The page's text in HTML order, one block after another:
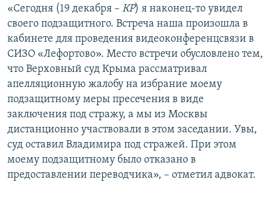
«Сегодня (19 декабря – КР) я наконец-то увидел
своего подзащитного. Встреча наша произошла в
кабинете для проведения видеоконференцсвязи в
СИЗО «Лефортово». Место встречи обусловлено тем,
что Верховный суд Крыма рассматривал
апелляционную жалобу на избрание моему
подзащитному меры пресечения в виде
заключения под стражу, а мы из Москвы
дистанционно участвовали в этом заседании. Увы,
суд оставил Владимира под стражей. При этом
моему подзащитному было отказано в
предоставлении переводчика», – отметил адвокат.